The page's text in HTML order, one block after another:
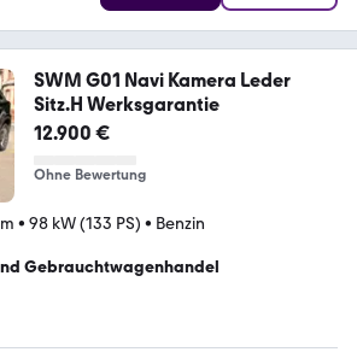
SWM G01 Navi Kamera Leder
Sitz.H Werksgarantie
12.900 €
Ohne Bewertung
• 98 kW (133 PS) • Benzin
und Gebrauchtwagenhandel